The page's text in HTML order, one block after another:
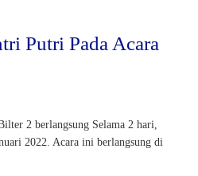
Putri Pada Acara
2 berlangsung Selama 2 hari,
2022. Acara ini berlangsung di